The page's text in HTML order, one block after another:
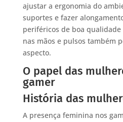
ajustar a ergonomia do
suportes e fazer
periféricos de boa
nas mãos e pulsos também
aspecto.
O papel das
gamer
História das
A presença feminina nos